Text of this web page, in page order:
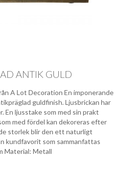
ANTIK GULD
A Lot Decoration En imponerande
guldfinish. Ljusbrickan har
En ljusstake som med sin prakt
med fördel kan dekoreras efter
storlek blir den ett naturligt
kundfavorit som sammanfattas
Material: Metall